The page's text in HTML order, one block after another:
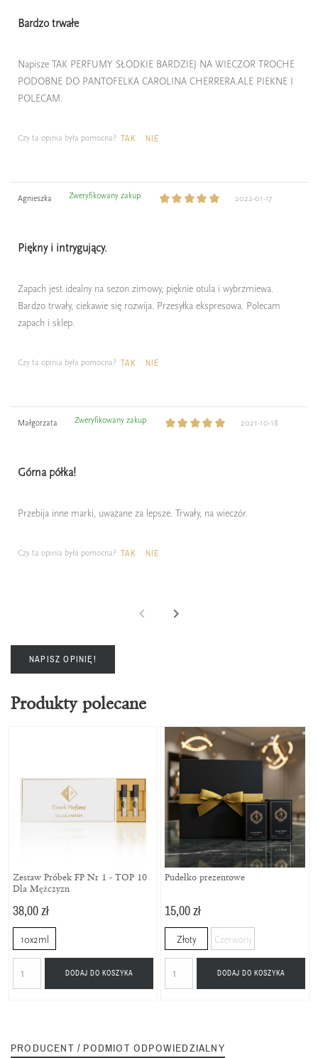
Bardzo trwałe
Napisze TAK PERFUMY SŁODKIE BARDZIEJ NA WIECZOR TROCHE
PODOBNE DO PANTOFELKA CAROLINA CHERRERA.ALE PIEKNE I
POLECAM.
Czy ta opinia była pomocna? TAK NIE
Agnieszka Zweryfikowany zakup 2022-01-17
Piękny i intrygujący.
Zapach jest idealny na sezon zimowy, pięknie otula i wybrzmiewa.
Bardzo trwały, ciekawie się rozwija. Przesyłka ekspresowa. Polecam
zapach i sklep.
Czy ta opinia była pomocna? TAK NIE
Małgorzata Zweryfikowany zakup 2021-10-18
Górna półka!
Przebija inne marki, uważane za lepsze. Trwały, na wieczór.
Czy ta opinia była pomocna? TAK NIE
NAPISZ OPINIĘ!
Produkty polecane
Zestaw Próbek FP Nr 1 - TOP 10
Dla Mężczyzn
38,00 zł
10x2ml
DODAJ DO KOSZYKA
Pudełko prezentowe
15,00 zł
Złoty Czerwony
DODAJ DO KOSZYKA
PRODUCENT / PODMIOT ODPOWIEDZIALNY